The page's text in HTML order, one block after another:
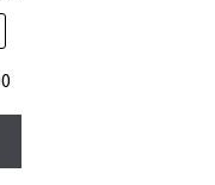
prijs
€ 16,00.